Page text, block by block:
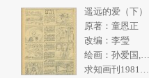
遥远的爱（下）
原著：童恩正
改编：李瑩